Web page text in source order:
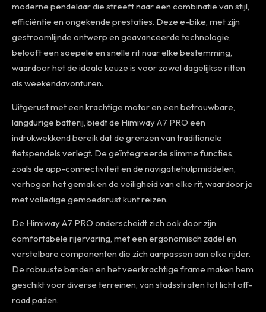
moderne pendelaar die streeft naar een combinatie van stijl,
efficiëntie en ongekende prestaties. Deze e-bike, met zijn
gestroomlijnde ontwerp en geavanceerde technologie,
belooft een soepele en snelle rit naar elke bestemming,
waardoor het de ideale keuze is voor zowel dagelijkse ritten
als weekendavonturen.
Uitgerust met een krachtige motor en een betrouwbare,
langdurige batterij, biedt de Himiway A7 PRO een
indrukwekkend bereik dat de grenzen van traditionele
fietspendels verlegt. De geïntegreerde slimme functies,
zoals de app-connectiviteit en de navigatiehulpmiddelen,
verhogen het gemak en de veiligheid van elke rit, waardoor je
met volledige gemoedsrust kunt reizen.
De Himiway A7 PRO onderscheidt zich ook door zijn
comfortabele rijervaring, met een ergonomisch zadel en
verstelbare componenten die zich aanpassen aan elke rijder.
De robuuste banden en het veerkrachtige frame maken hem
geschikt voor diverse terreinen, van stadsstraten tot licht off-
road paden.